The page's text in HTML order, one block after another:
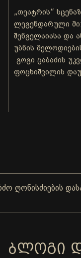
„თეატრის“
ლეგენდარული
შენგელაიასა და
უბნის
გოგი ცაბაძის
ფოცხიშვილის
ᲑᲚᲝᲒᲘ